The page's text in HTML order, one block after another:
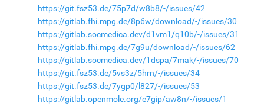
https://git.fsz53.de/75p7d/w8b8/-/issues/42
https://gitlab.fhi.mpg.de/8p6w/download/-/issues/30
https://gitlab.socmedica.dev/d1vm1/q10b/-/issues/31
https://gitlab.fhi.mpg.de/7g9u/download/-/issues/62
https://gitlab.socmedica.dev/1dspa/7mak/-/issues/70
https://git.fsz53.de/5vs3z/5hrn/-/issues/34
https://git.fsz53.de/7ygp0/l827/-/issues/53
https://gitlab.openmole.org/e7gip/aw8n/-/issues/1